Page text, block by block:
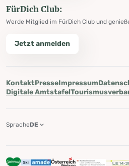
FürDich Club:
Werde Mitglied im FürDich Club und
Jetzt anmelden
KontaktPresseImpressum
Digitale Amtstafel
SpracheDE